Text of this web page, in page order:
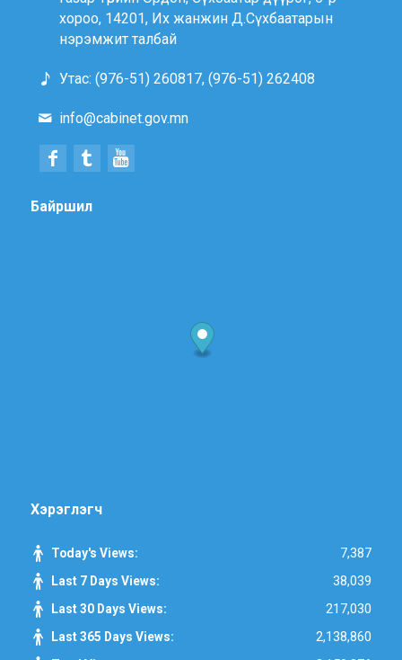
хороо, 14201, Их жанжин Д.Сүхбаатарын
нэрэмжит талбай
Утас: (976-51) 260817, (976-51) 262408
info@cabinet.gov.mn
Байршил
Хэрэглэгч
Today's Views: 7,387
Last 7 Days Views: 38,039
Last 30 Days Views: 217,030
Last 365 Days Views: 2,138,860